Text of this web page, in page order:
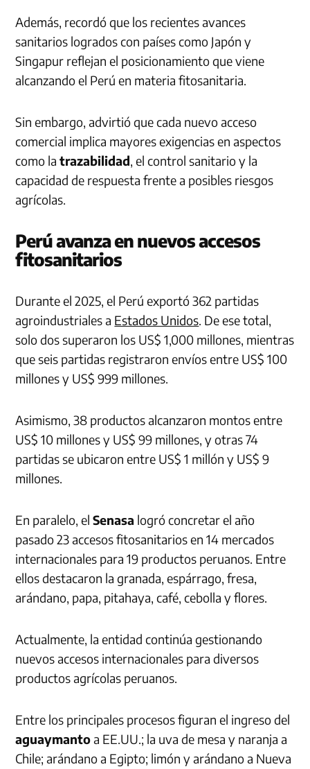
Además, recordó que los recientes avances
sanitarios logrados con países como Japón y
Singapur reflejan el posicionamiento que viene
alcanzando el Perú en materia fitosanitaria.
Sin embargo, advirtió que cada nuevo acceso
comercial implica mayores exigencias en aspectos
como latrazabilidad, el control sanitario y la
capacidad de respuesta frente a posibles riesgos
agrícolas.
Perú avanza en nuevos accesos
fitosanitarios
Durante el 2025, el Perú exportó 362 partidas
agroindustriales a Estados Unidos. De ese total,
solo dos superaron los US$ 1,000 millones, mientras
que seis partidas registraron envíos entre US$ 100
millones y US$ 999 millones.
Asimismo, 38 productos alcanzaron montos entre
US$ 10 millones y US$ 99 millones, y otras 74
partidas se ubicaron entre US$ 1 millón y US$ 9
millones.
En paralelo, elSenasa logró concretar el año
pasado 23 accesos fitosanitarios en 14 mercados
internacionales para 19 productos peruanos. Entre
ellos destacaron la granada, espárrago, fresa,
arándano, papa, pitahaya, café, cebolla y flores.
Actualmente, la entidad continúa gestionando
nuevos accesos internacionales para diversos
productos agrícolas peruanos.
Entre los principales procesos figuran el ingreso del
aguaymantoa EE.UU.; la uva de mesa y naranja a
Chile; arándano a Egipto; limón y arándano a Nueva